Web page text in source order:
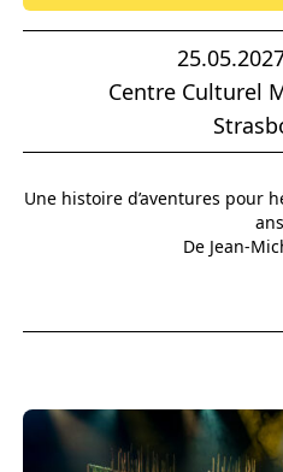
Centre Culturel
Une histoire d’aventures pour
ans
De Jean-